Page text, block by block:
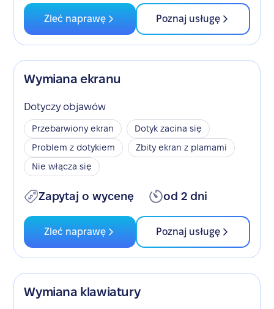
Zleć naprawę Poznaj usługę
Wymiana ekranu
Dotyczy objawów
Przebarwiony ekran
Dotyk zacina się
Problem z dotykiem
Zbity ekran z plamami
Nie włącza się
Zapytaj o wycenę od 2 dni
Zleć naprawę Poznaj usługę
Wymiana klawiatury